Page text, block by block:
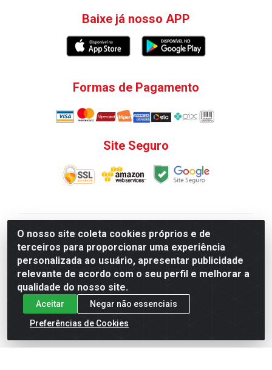
O nosso site coleta cookies próprios e de
terceiros para proporcionar uma experiência
personalizada ao usuário, apresentar publicidade
relevante de acordo com o seu perfil e melhorar a
qualidade do nosso site.
Aceitar
Negar não essenciais
Preferências de Cookies
Baixe já nosso APP
Formas de Pagamento
Site Seguro
V. C. Ferragens LTDA - Rua do Matoso, 132 - Praça da
Bandeira, Rio de Janeiro/ RJ - CEP 20.270-135 - CNPJ
12.324.723/0001-25
Todas as regras de promoções, descontos, preços e
prazos de pagamento e entrega expostos aqui são
válidos apenas para compras via internet. Preços e
estoque sujeito a alterações sem aviso prévio.